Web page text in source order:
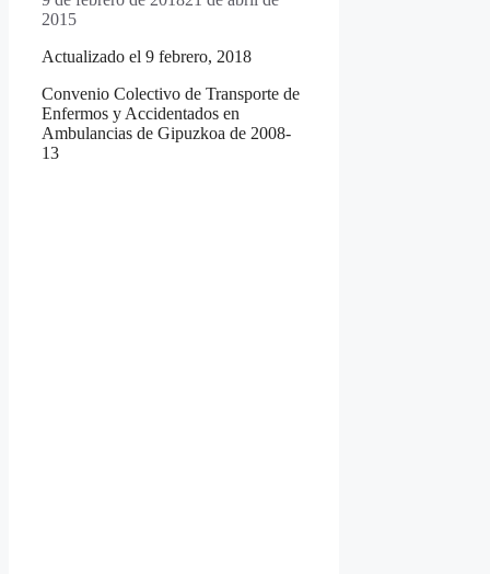
2015
Actualizado el 9 febrero, 2018
Convenio Colectivo de Transporte de
Enfermos y Accidentados en
Ambulancias de Gipuzkoa de 2008-
13